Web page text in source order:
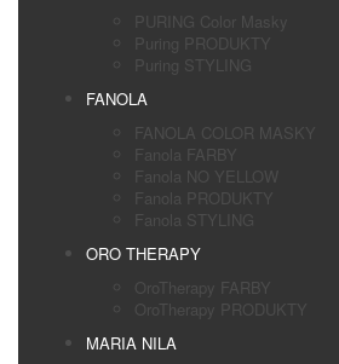
PURING Color Masky
Puring PRODUKTY
Puring STYLING
FANOLA
FANOLA COLOR MASKY
Fanola FARBY
Fanola NO YELLOW
Fanola PRODUKTY
Fanola STYLING
ORO THERAPY
OroTherapy FARBY
OroTherapy PRODUKTY
MARIA NILA